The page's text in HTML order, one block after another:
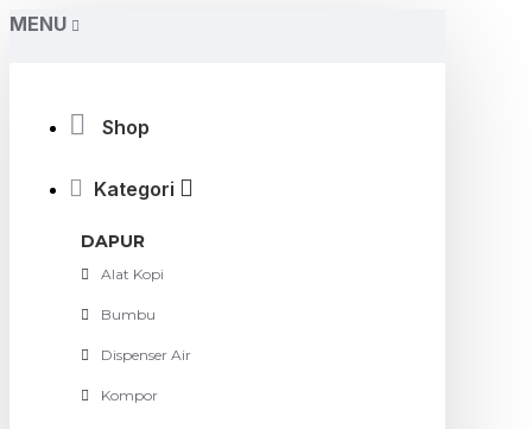
MENU
Shop
Kategori
DAPUR
Alat Kopi
Bumbu
Dispenser Air
Kompor